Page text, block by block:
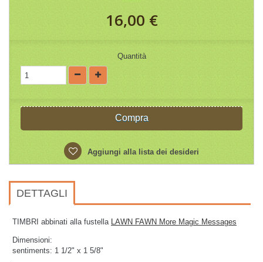
16,00 €
Quantità
Compra
Aggiungi alla lista dei desideri
DETTAGLI
TIMBRI abbinati alla fustella LAWN FAWN More Magic Messages
Dimensioni:
sentiments: 1 1/2" x 1 5/8"